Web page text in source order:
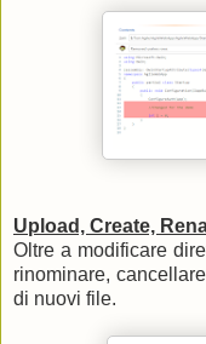
Upload, Create,
Oltre a modificare
rinominare,
di nuovi file.